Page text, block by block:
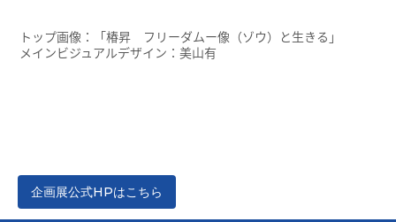
トップ画像：「椿昇 フリーダムー像（ゾウ）と生きる」
メインビジュアルデザイン：美山有
企画展公式HPはこちら